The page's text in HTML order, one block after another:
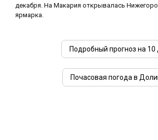
декабря. На Макария открывалась
ярмарка.
Подробный прогноз на 10
Почасовая погода в